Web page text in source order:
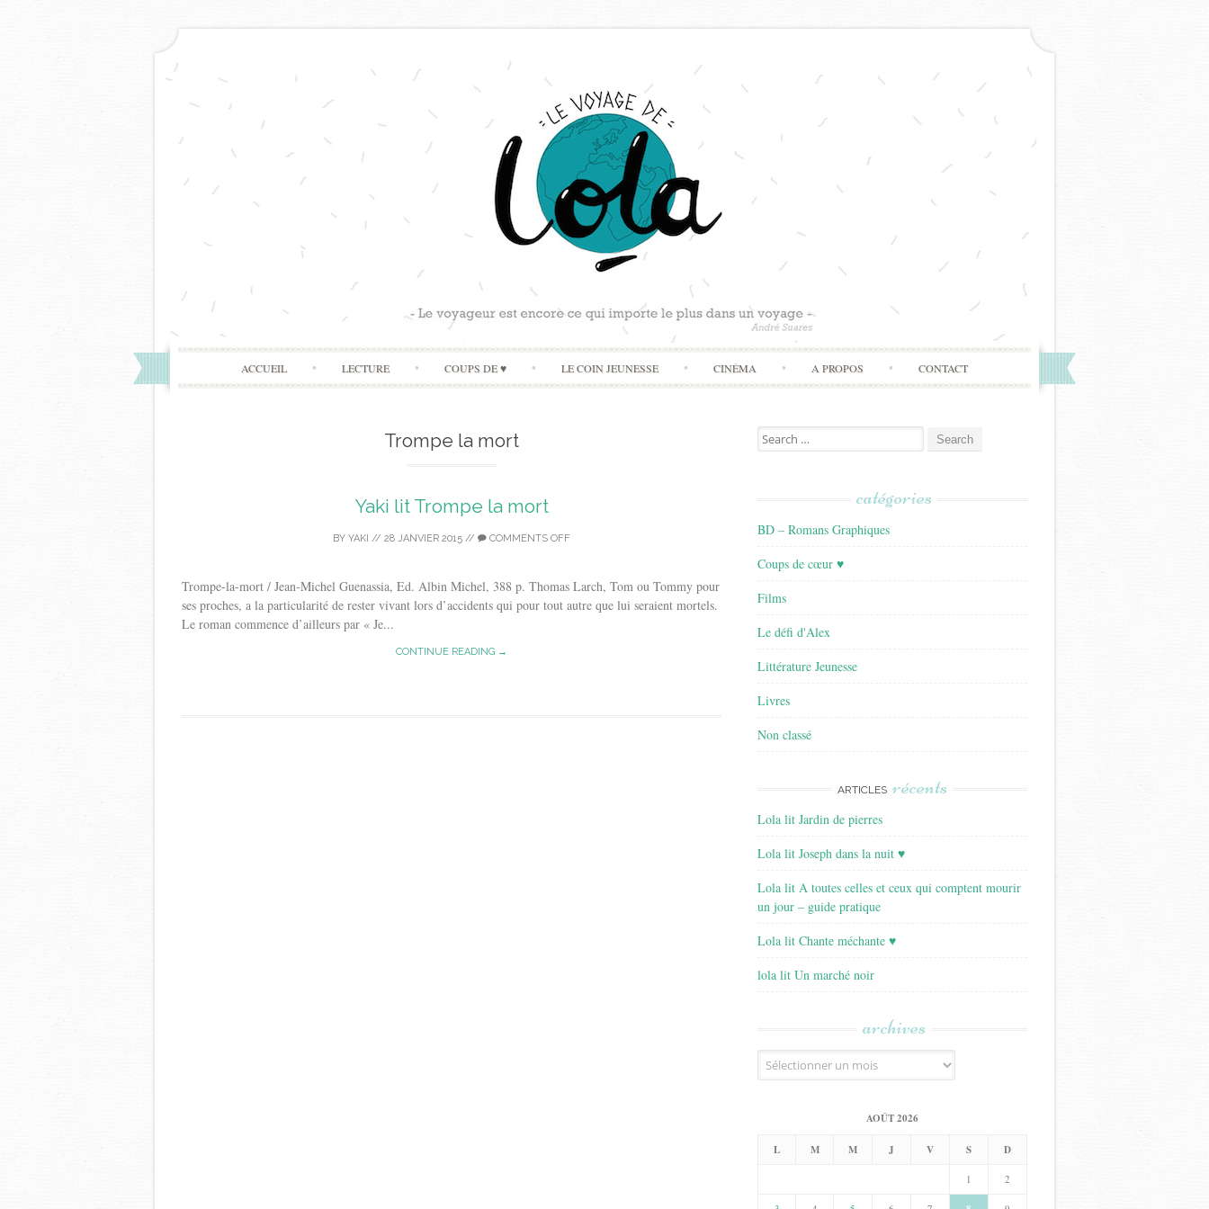
Skip
to
ACCUEIL LECTURE COUPS DE ♥ LE COIN JEUNESSE CINÉMA A PROPOS CONTACT
Trompe la mort
Yaki lit Trompe la mort
BY YAKI // 28 JANVIER 2015 // COMMENTS OFF
Trompe-la-mort / Jean-Michel Guenassia, Ed. Albin Michel, 388 p. Thomas Larch, Tom ou Tommy pour
ses proches, a la particularité de rester vivant lors d’accidents qui pour tout autre que lui seraient mortels.
Le roman commence d’ailleurs par « Je...
CONTINUE READING →
Search
for:
catégories
BD – Romans Graphiques
Coups de cœur ♥
Films
Le défi d'Alex
Littérature Jeunesse
Livres
Non classé
ARTICLES récents
Lola lit Jardin de pierres
Lola lit Joseph dans la nuit ♥
Lola lit A toutes celles et ceux qui comptent mourir
un jour – guide pratique
Lola lit Chante méchante ♥
lola lit Un marché noir
archives
Archives
AOÛT 2026
L M M J V S D
1 2